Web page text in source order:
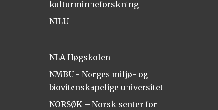
kulturminneforskning
NILU
NLA Høgskolen
NMBU - Norges miljø- og
biovitenskapelige universitet
NORSØK – Norsk senter for